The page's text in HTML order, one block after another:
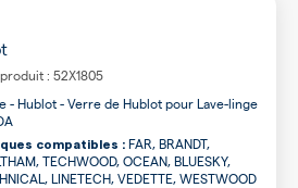
: 52X1805
- Hublot - Verre de Hublot pour Lave-linge
compatibles : FAR, BRANDT,
TECHWOOD, OCEAN, BLUESKY,
LINETECH, VEDETTE, WESTWOOD